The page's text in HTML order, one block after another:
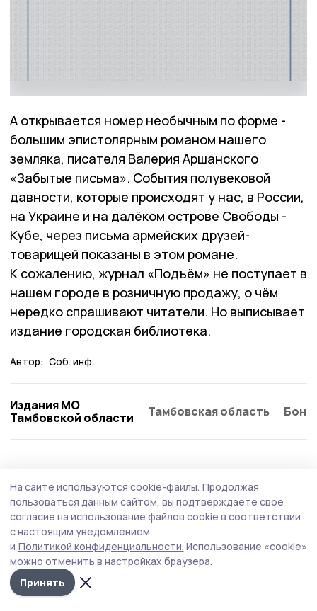
А открывается номер необычным по форме -
большим эпистолярным романом нашего
земляка, писателя Валерия Аршанского
«Забытые письма». События полувековой
давности, которые происходят у нас, в России,
на Украине и на далёком острове Свободы -
Кубе, через письма армейских друзей-
товарищей показаны в этом романе.
К сожалению, журнал «Подъём» не поступает в
нашем городе в розничную продажу, о чём
нередко спрашивают читатели. Но выписывает
издание городская библиотека.
Автор: Соб. инф.
Издания МО
Тамбовской области
Тамбовская область
На сайте используются cookie-файлы. Продолжая
пользоваться данным сайтом, вы подтверждаете свое
согласие на использование файлов cookie в соответствии
с настоящим уведомлением
и Политикой конфиденциальности. Использование «cookie»
можно отменить в настройках браузера.
Принять